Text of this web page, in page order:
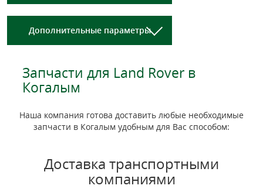
Дополнительные параметры
Запчасти для Land Rover в
Когалым
Наша компания готова доставить любые необходимые
запчасти в Когалым удобным для Вас способом:
Доставка транспортными
компаниями